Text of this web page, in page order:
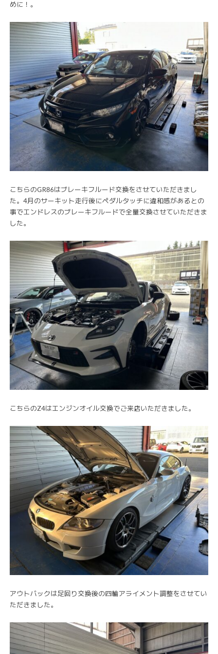
めに！。
こちらのGR86はブレーキフルード交換をさせていただきまし
た。4月のサーキット走行後にペダルタッチに違和感があるとの
事でエンドレスのブレーキフルードで全量交換させていただきま
した。
こちらのZ4はエンジンオイル交換でご来店いただきました。
アウトバックは足回り交換後の四輪アライメント調整をさせてい
ただきました。